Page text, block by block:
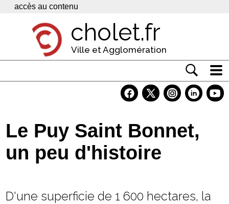
Panneau de gestion des cookies
accès au contenu
cholet.fr
Ville et Agglomération
Economie
Services
Le Puy Saint Bonnet,
un peu d'histoire
D'une superficie de 1 600 hectares, la